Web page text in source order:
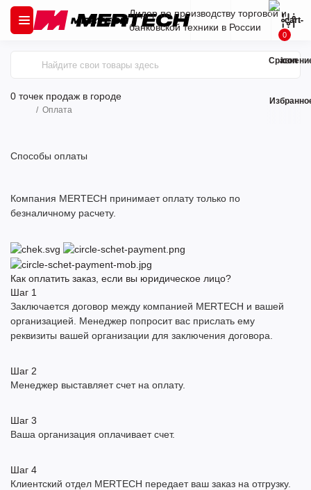
Лидер по производству торговой и
банковской техники в России
0 точек продаж в городе
0
Оплата
Способы оплаты
Компания MERTECH принимает оплату только по
безналичному расчету.
Как оплатить заказ, если вы юридическое лицо?
Шаг 1
Заключается договор между компанией MERTECH и вашей
организацией. Менеджер попросит вас прислать ему
реквизиты вашей организации для заключения договора.
Шаг 2
Менеджер выставляет счет на оплату.
Шаг 3
Ваша организация оплачивает счет.
Шаг 4
Клиентский отдел MERTECH передает ваш заказ на отгрузку.